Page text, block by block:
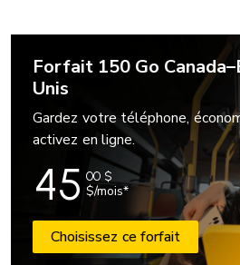
Forfait 150 Go
Unis
Gardez votre téléphone,
activez en ligne.
45 00 $
$/mois*
Choisissez ce forfait